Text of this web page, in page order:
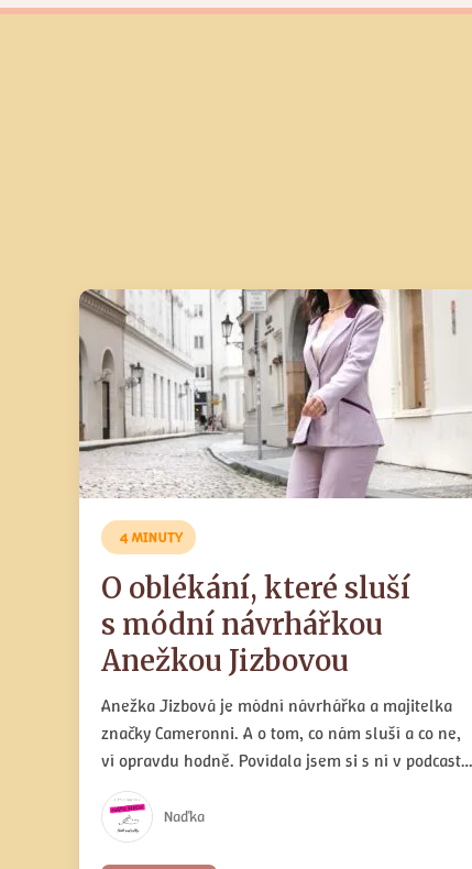
4 MINUTY
O oblékání, které sluší
s módní návrhářkou
Anežkou Jizbovou
Anežka Jizbová je módní návrhářka a majitelka
značky Cameronni. A o tom, co nám sluší a co ne,
ví opravdu hodně. Povídala jsem si s ní v podcastu
o módě pro nás zralé holky, a než si ho budete
moci celý poslechnout, můžete zatím v našem
rozhovoru prozkoumat, co právě vaší postavě
Naďka